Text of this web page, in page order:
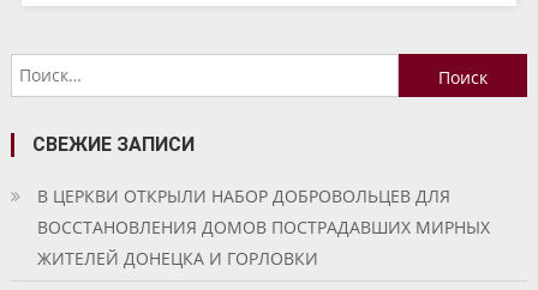
Найти:
СВЕЖИЕ ЗАПИСИ
В ЦЕРКВИ ОТКРЫЛИ НАБОР ДОБРОВОЛЬЦЕВ ДЛЯ
ВОССТАНОВЛЕНИЯ ДОМОВ ПОСТРАДАВШИХ МИРНЫХ
ЖИТЕЛЕЙ ДОНЕЦКА И ГОРЛОВКИ